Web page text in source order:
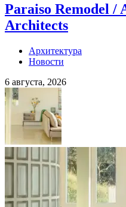
Paraiso Remodel /
Architects
Архитектура
Новости
6 августа, 2026